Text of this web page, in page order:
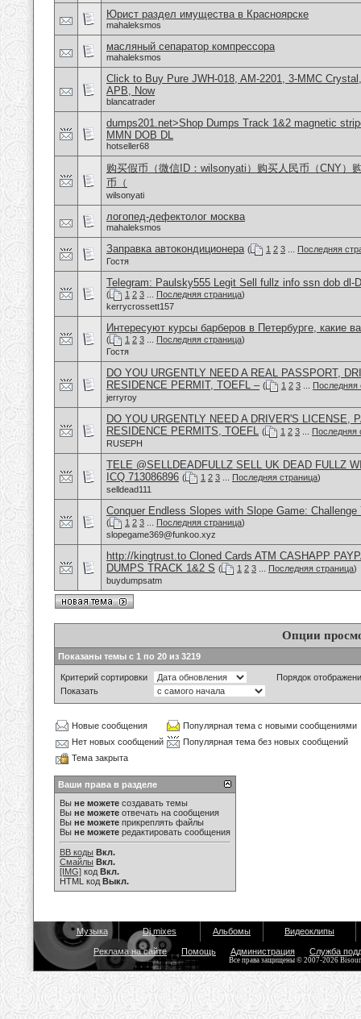
Юрист раздел имущества в Красноярске
mahaleksmos
масляный сепаратор компрессора
mahaleksmos
Click to Buy Pure JWH-018, AM-2201, 3-MMC
APB, Now
blancatrader
dumps201.net>Shop Dumps Track 1&2 magnetic
MMN DOB DL
hotseller68
购买假币（微信ID：wilsonyati）购买人民币（CNY）
币（
wilsonyati
логопед-дефектолог москва
mahaleksmos
Заправка автокондиционера ( 1 2 3
Последняя
Гостя
Telegram: Paulsky555 Legit Sell fullz info ssn dob dl-
( 1 2 3 Последняя страница)
kerrycrossett157
Интересуют курсы барберов в Петербурге, какие
( 1 2 3 Последняя страница)
Гостя
DO YOU URGENTLY NEED A REAL PASSPORT,
RESIDENCE PERMIT, TOEFL – ( 1 2 3
Последняя
jerryroy
DO YOU URGENTLY NEED A DRIVER'S LICENSE,
RESIDENCE PERMITS, TOEFL ( 1 2 3
Последняя
RUSEPH
TELE @SELLDEADFULLZ SELL UK DEAD FULLZ
ICQ 713086896 ( 1 2 3 Последняя страница)
selldead111
Conquer Endless Slopes with Slope Game:
( 1 2 3 Последняя страница)
slopegame369@funkoo.xyz
http://kingtrust.to Cloned Cards ATM CASHAPP
DUMPS TRACK 1&2 S ( 1 2 3 Последняя страница)
buydumpsatm
Опции
Показаны темы с 1 по 20 из 3219
Критерий сортировки
Порядок
Показать
Новые сообщения
Популярная тема с новыми сообщениями
Нет новых сообщений
Популярная тема без новых сообщений
Тема закрыта
Ваши права в разделе
Вы не можете создавать темы
Вы не можете отвечать на сообщения
Вы не можете прикреплять файлы
Вы не можете редактировать сообщения
BB коды Вкл.
Смайлы Вкл.
[IMG] код Вкл.
HTML код Выкл.
Музыка Dj mixes Альбомы Видеоклипы
Реклама на сайте Помощь Администрация Служба
Все права защищены © 2007-2026